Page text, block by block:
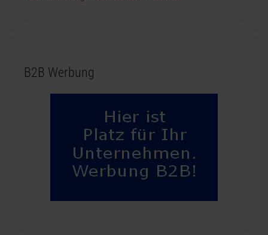
B2B Werbung